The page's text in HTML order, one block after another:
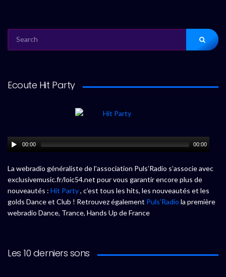
FOR:
Ecoute Hit Party
00:00 00:00
La webradio généraliste de l’association Puls’Radio s’associe avec
exclusivemusic.fr/loic54.net pour vous garantir encore plus de
nouveautés : Hit Party, c’est tous les hits, les nouveautés et les
golds Dance et Club ! Retrouvez également Puls’Radio la première
webradio Dance, Trance, Hands Up de France
Les 10 derniers sons